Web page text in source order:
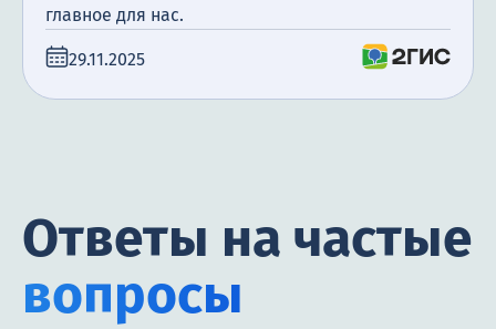
главное для нас.
29.11.2025
Ответы на частые
вопросы